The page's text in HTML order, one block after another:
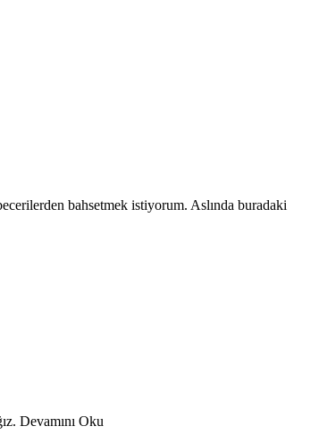
bahsetmek istiyorum. Aslında buradaki
Devamını Oku